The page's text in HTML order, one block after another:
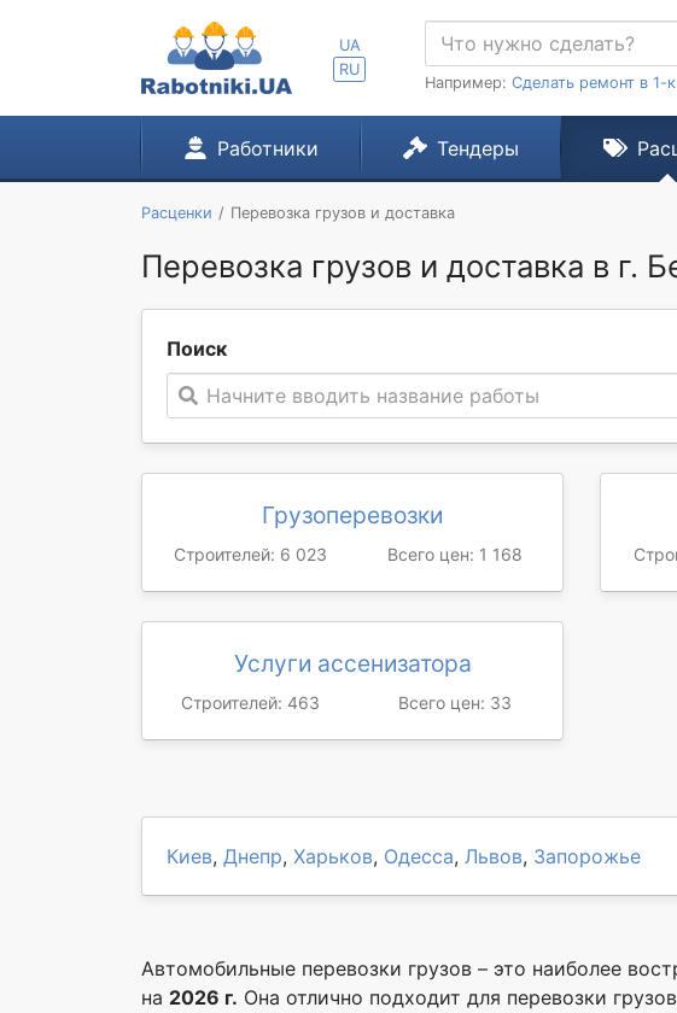
UA
RU
Например: Сделать ремонт в 1-
Работники Тендеры
Расценки Перевозка грузов и доставка
Перевозка грузов и доставка в г.
Поиск
Начните вводить название работы
Грузоперевозки
Строителей: 6 023 Всего цен: 1 168
Услуги ассенизатора
Строителей: 463 Всего цен: 33
Киев, Днепр, Харьков, Одесса, Львов, Запорожье
Автомобильные перевозки грузов – это наиболее
на 2026 г. Она отлично подходит для перевозки